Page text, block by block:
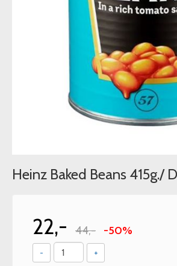
Heinz Baked Beans 415g./
22,- 44,- -50%
- +